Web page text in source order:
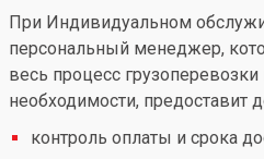
При Индивидуальном
персональный менеджер,
весь процесс грузоперевозки
необходимости, предоставит
контроль оплаты и срока